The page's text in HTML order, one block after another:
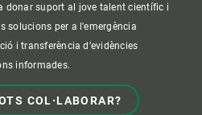
donar suport al jove talent científic i
solucions per a l'emergència
i transferència d’evidències
informades.
COL·LABORAR?